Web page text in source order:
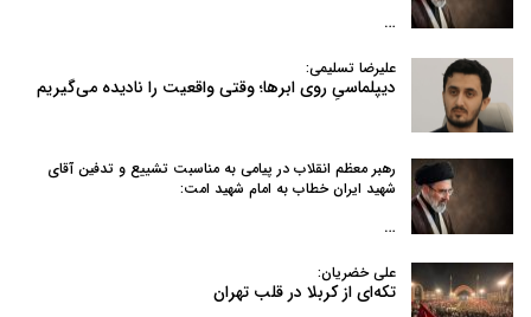
…
علیرضا تسلیمی:
دیپلماسیِ روی ابرها؛ وقتی واقعیت را نادیده می‌گیریم
رهبر معظم انقلاب در پیامی به‌ مناسبت تشییع و تدفین آقای
شهید ایران خطاب به امام شهید امت:
…
علی خضریان:
تکه‌ای از کربلا در قلب تهران